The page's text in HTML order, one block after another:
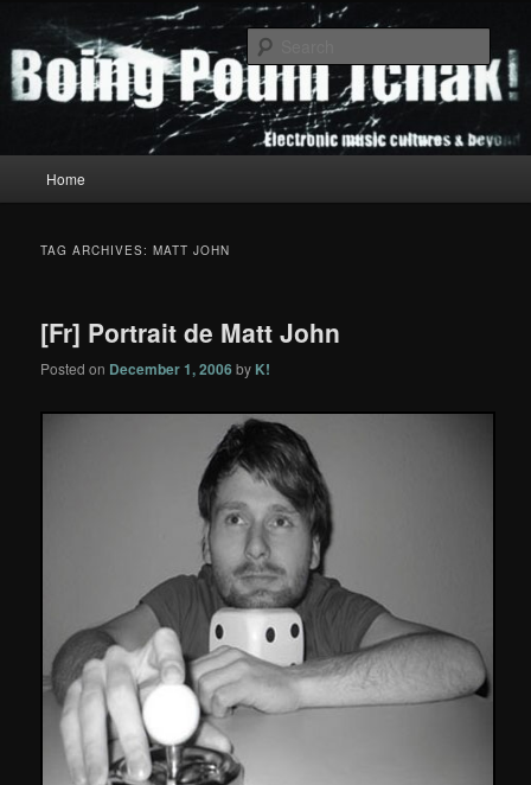
primary
content
secondary
contentBoing Poum Tchak!
Home
TAG ARCHIVES:MATT JOHN
[Fr] Portrait de Matt John
Posted on December 1, 2006 by K!